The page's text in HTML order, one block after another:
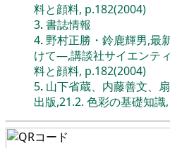
料と顔料, p.182(2004)
3. 書誌情報
4. 野村正勝・鈴鹿輝男,最
けて―,講談社サイエンテ
料と顔料, p.182(2004)
5. 山下省蔵、内藤善文、
出版,21.2. 色彩の基礎知